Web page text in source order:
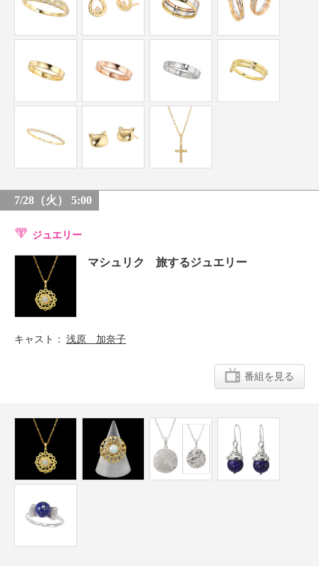
7/28（火） 5:00
ジュエリー
マシュリク 旅するジュエリー
キャスト 浅原 加奈子
番組を見る